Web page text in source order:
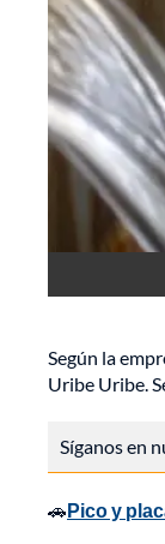
Según la
Uribe Uribe.
Síganos en
🚗Pico y